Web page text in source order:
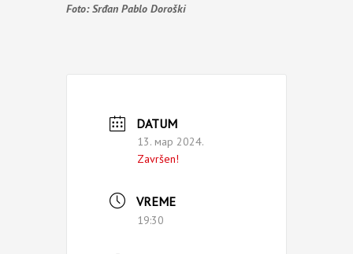
Foto: Srđan Pablo Doroški
DATUM
13. мар 2024.
Završen!
VREME
19:30